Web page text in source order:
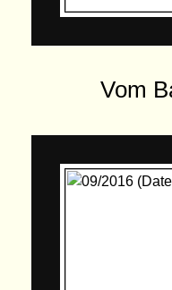
Vom